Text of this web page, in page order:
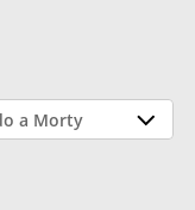
&
a Morty